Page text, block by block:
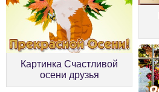
Картинка Счастливой
осени друзья